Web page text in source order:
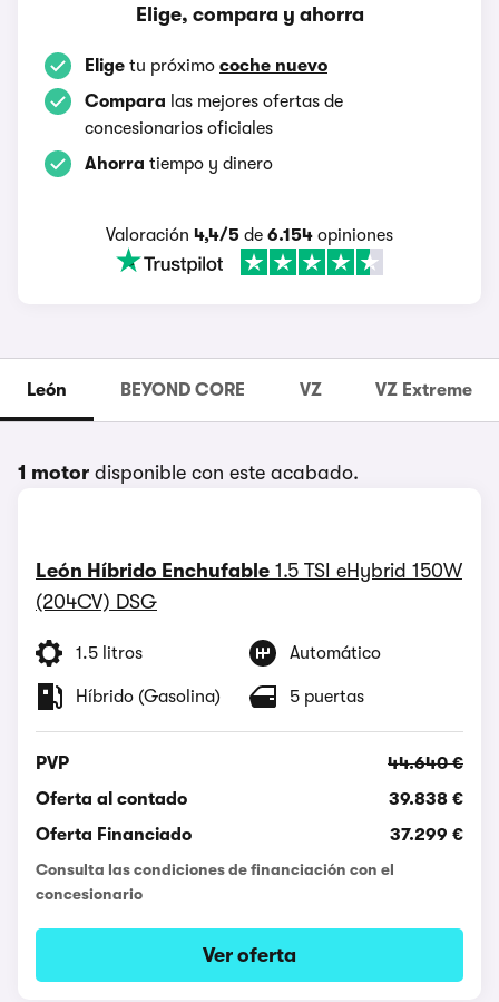
Elige, compara y ahorra
Elige tu próximo coche nuevo
Compara las mejores ofertas de
concesionarios oficiales
Ahorra tiempo y dinero
Valoración 4,4/5 de 6.154 opiniones
León BEYOND CORE VZ VZ Extreme
1 motor disponible con este acabado.
León Híbrido Enchufable 1.5 TSI eHybrid 150W
(204CV) DSG
1.5 litros Automático
Híbrido (Gasolina) 5 puertas
PVP
44.640 €
Oferta al contado
39.838 €
Oferta Financiado
37.299 €
Consulta las condiciones de financiación con el
concesionario
Ver oferta